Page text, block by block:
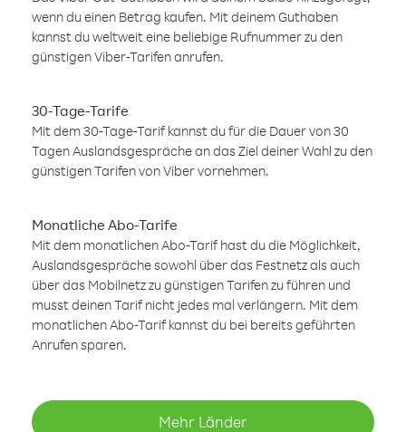
wenn du einen Betrag kaufen. Mit deinem Guthaben
kannst du weltweit eine beliebige Rufnummer zu den
günstigen Viber-Tarifen anrufen.
30-Tage-Tarife
Mit dem 30-Tage-Tarif kannst du für die Dauer von 30
Tagen Auslandsgespräche an das Ziel deiner Wahl zu den
günstigen Tarifen von Viber vornehmen.
Monatliche Abo-Tarife
Mit dem monatlichen Abo-Tarif hast du die Möglichkeit,
Auslandsgespräche sowohl über das Festnetz als auch
über das Mobilnetz zu günstigen Tarifen zu führen und
musst deinen Tarif nicht jedes mal verlängern. Mit dem
monatlichen Abo-Tarif kannst du bei bereits geführten
Anrufen sparen.
Mehr Länder